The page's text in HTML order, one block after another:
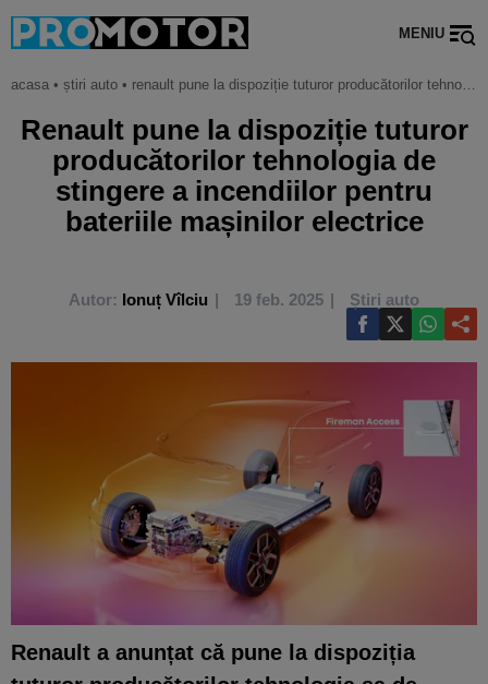
MENIU
acasa • știri auto • renault pune la dispoziție tuturor producătorilor tehnologia de stingere a incendiilor pentru bateriile mașinilor electrice
Renault pune la dispoziție tuturor
producătorilor tehnologia de
stingere a incendiilor pentru
bateriile mașinilor electrice
Autor: Ionuț Vîlciu 19 feb. 2025 Știri auto
Renault a anunțat că pune la dispoziția